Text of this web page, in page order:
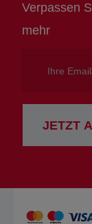
Verpassen
mehr
Emailadresse
JETZT